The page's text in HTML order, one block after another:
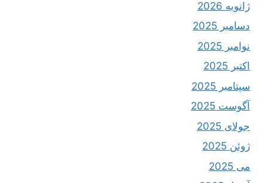
ژانویه 2026
دسامبر 2025
نوامبر 2025
اکتبر 2025
سپتامبر 2025
آگوست 2025
جولای 2025
ژوئن 2025
می 2025